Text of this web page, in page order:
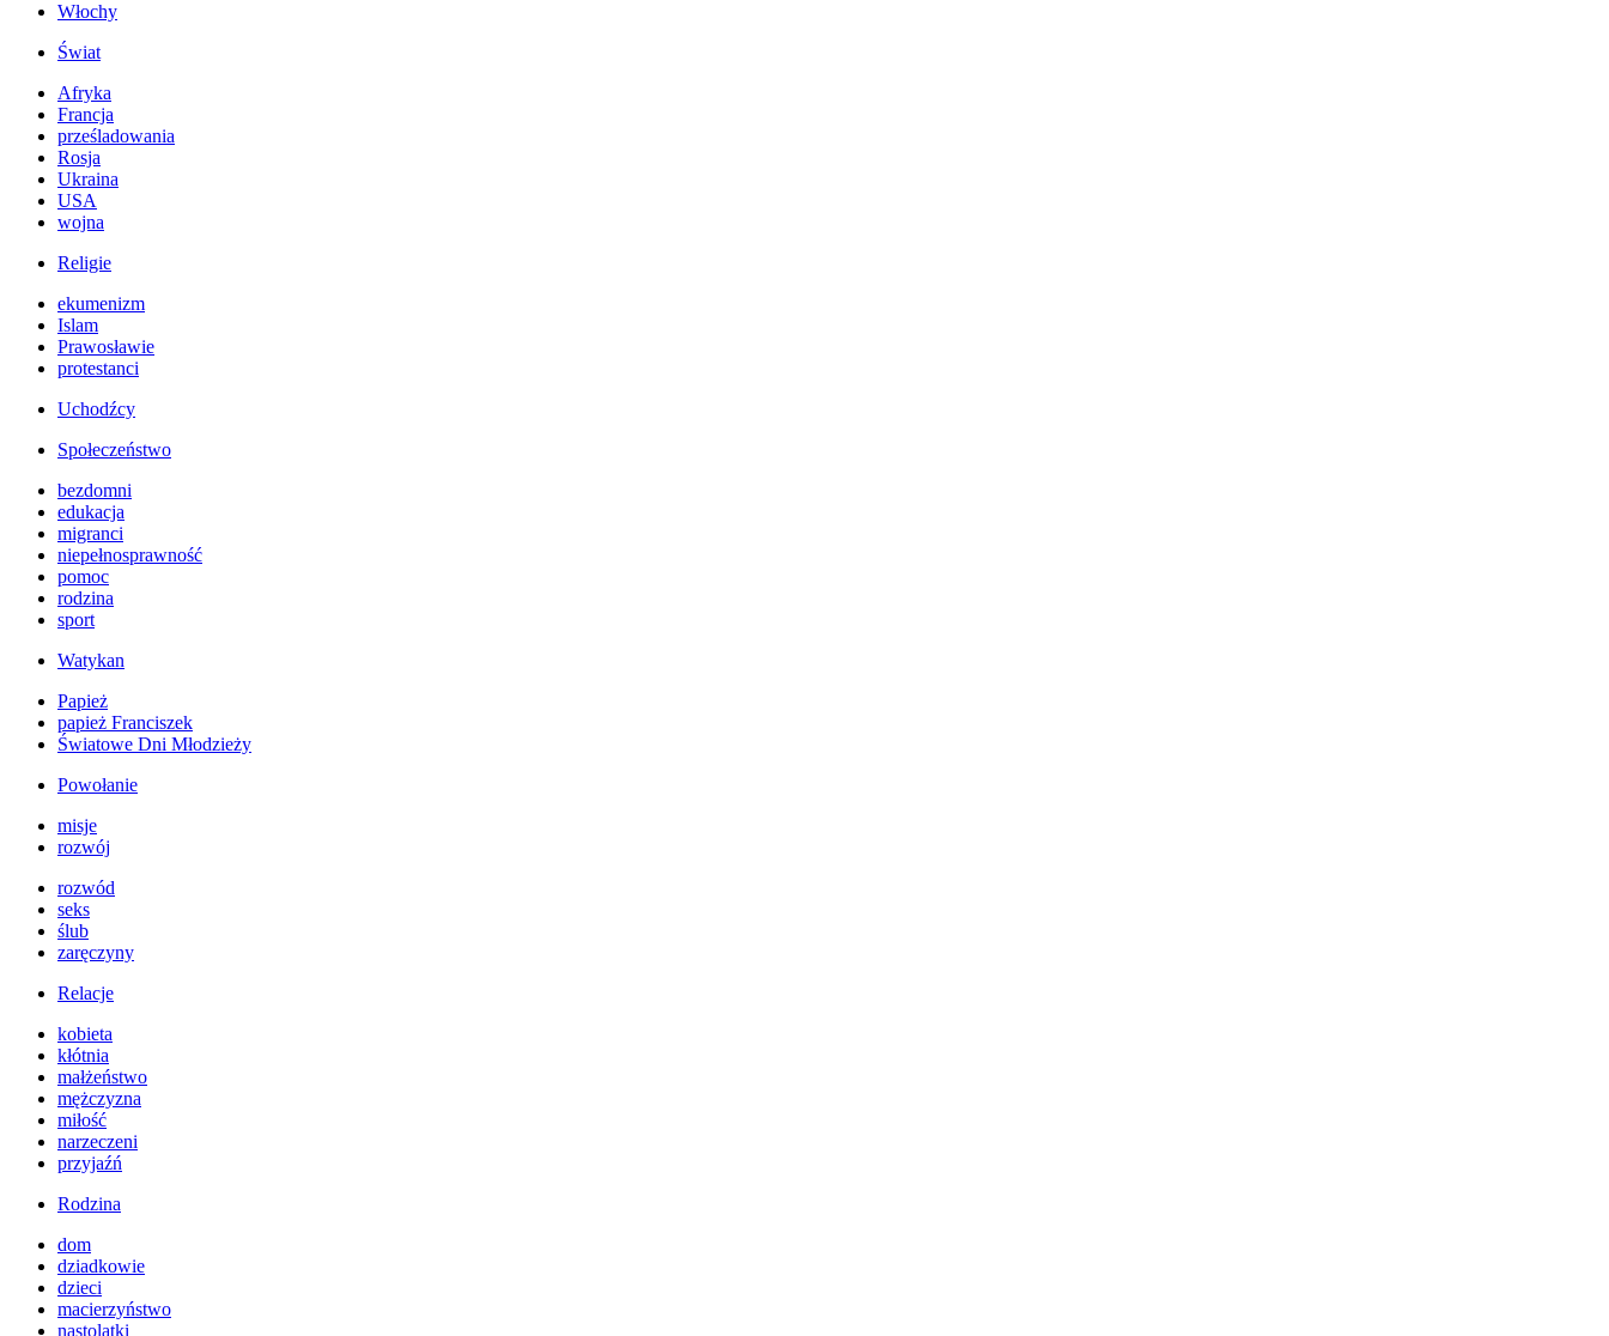
Włochy
Świat
Afryka
Francja
prześladowania
Rosja
Ukraina
USA
wojna
Religie
ekumenizm
Islam
Prawosławie
protestanci
Uchodźcy
Społeczeństwo
bezdomni
edukacja
migranci
niepełnosprawność
pomoc
rodzina
sport
Watykan
Papież
papież Franciszek
Światowe Dni Młodzieży
Powołanie
misje
rozwój
rozwód
seks
ślub
zaręczyny
Relacje
kobieta
kłótnia
małżeństwo
mężczyzna
miłość
narzeczeni
przyjaźń
Rodzina
dom
dziadkowie
dzieci
macierzyństwo
nastolatki